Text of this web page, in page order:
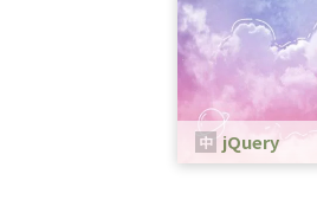
jQuery